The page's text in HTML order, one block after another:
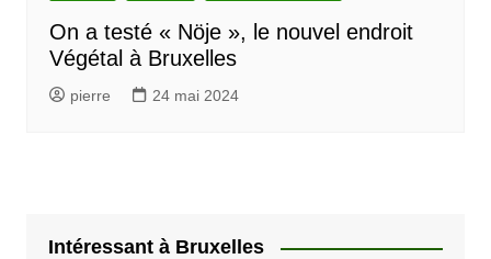
On a testé « Nöje », le nouvel endroit
Végétal à Bruxelles
pierre 24 mai 2024
Intéressant à Bruxelles